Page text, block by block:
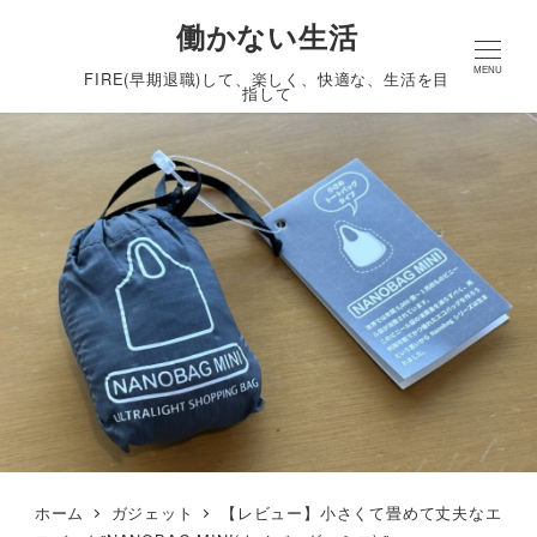
働かない生活
FIRE(早期退職)して、楽しく、快適な、生活を目
指して
MENU
ホーム ガジェット
【レビュー】小さくて畳めて丈夫なエ